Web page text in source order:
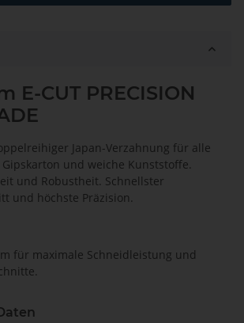
E-CUT PRECISION
Japan-Verzahnung für alle
Gipskarton und weiche Kunststoffe.
und Robustheit. Schnellster
und höchste Präzision.
für maximale Schneidleistung und